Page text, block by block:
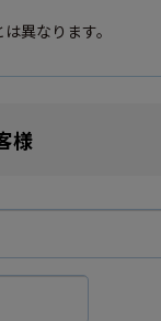
異なります。
様